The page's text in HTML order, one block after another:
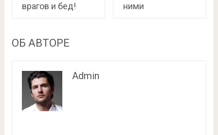
врагов и бед!
ними
ОБ АВТОРЕ
Admin